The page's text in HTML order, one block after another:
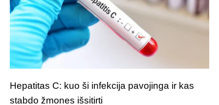
Hepatitas C: kuo ši infekcija pavojinga ir kas
stabdo žmones išsitirti